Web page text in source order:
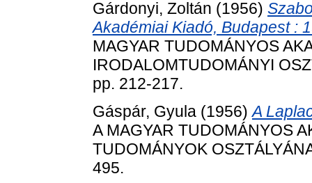
Gárdonyi, Zoltán (1956)
Akadémiai Kiadó, Budapest :
MAGYAR TUDOMÁNYOS
IRODALOMTUDOMÁNYI
pp. 212-217.
Gáspár, Gyula (1956)A
A MAGYAR TUDOMÁNYOS
TUDOMÁNYOK
495.